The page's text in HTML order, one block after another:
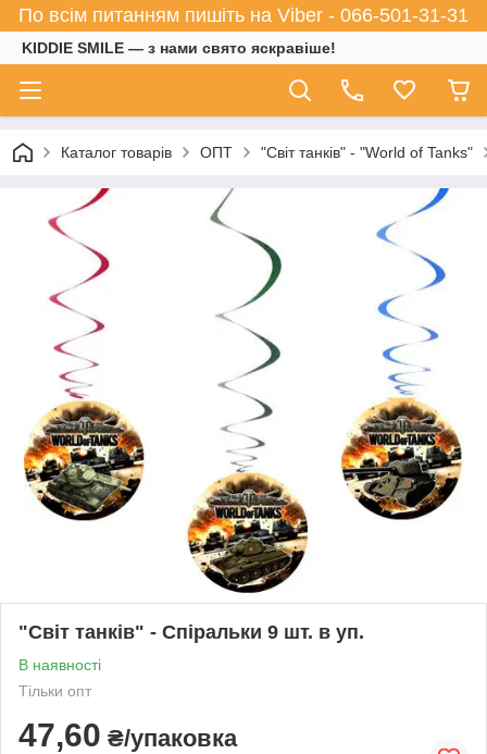
По всім питанням пишіть на Viber - 066-501-31-31
KIDDIE SMILE — з нами свято яскравіше!
Каталог товарів ОПТ "Світ танків" - "World of Tanks"
"Світ танків" - Спіральки 9 шт. в уп.
В наявності
Тільки опт
47,60 ₴/упаковка